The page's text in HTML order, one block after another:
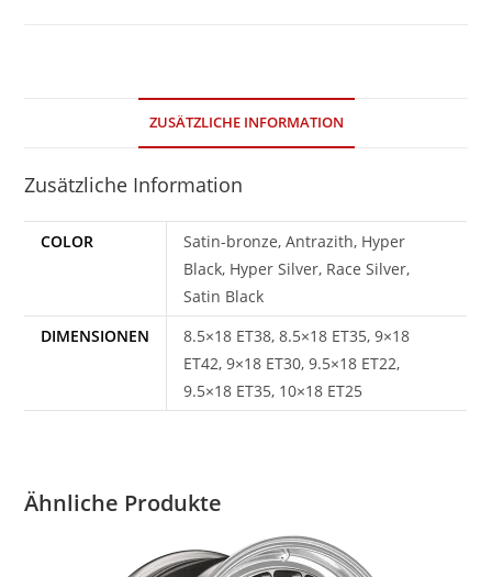
ZUSÄTZLICHE INFORMATION
Zusätzliche Information
COLOR
Satin-bronze, Antrazith, Hyper
Black, Hyper Silver, Race Silver,
Satin Black
DIMENSIONEN
8.5×18 ET38, 8.5×18 ET35, 9×18
ET42, 9×18 ET30, 9.5×18 ET22,
9.5×18 ET35, 10×18 ET25
Ähnliche Produkte